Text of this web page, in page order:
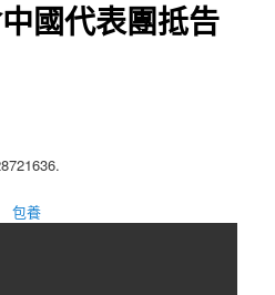
國代表團抵告
包養